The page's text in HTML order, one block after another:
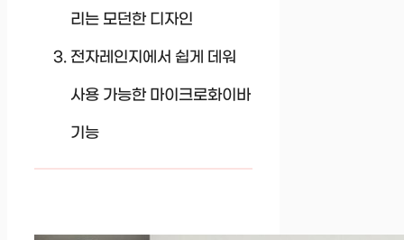
리는 모던한 디자인
전자레인지에서 쉽게 데워
사용 가능한 마이크로화이바
기능